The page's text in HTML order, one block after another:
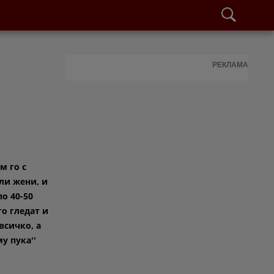
го с
жени, и
40-50
гледат и
а
пука''
РЕКЛАМА